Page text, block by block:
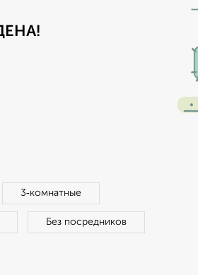
3‑комнатные
Без посредников